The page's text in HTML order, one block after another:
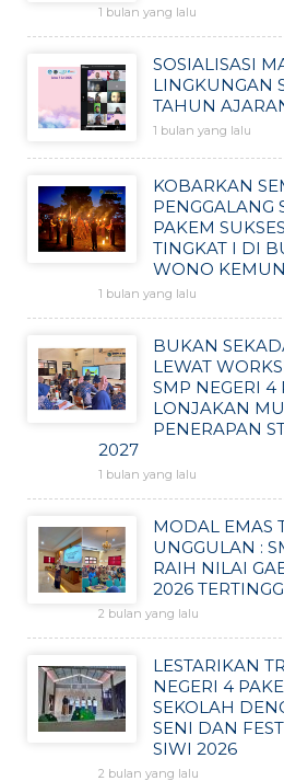
1 bulan yang lalu
SOSIALISASI
LINGKUNGAN
TAHUN
1 bulan yang lalu
KOBARKAN
PENGGALANG
PAKEM
TINGKAT I DI
WONO
1 bulan yang lalu
BUKAN
LEWAT
SMP NEGERI
LONJAKAN
PENERAPAN
2027
1 bulan yang lalu
MODAL EMAS
UNGGULAN :
RAIH NILAI
2026
2 bulan yang lalu
LESTARIKAN
NEGERI 4
SEKOLAH
SENI DAN
SIWI 2026
2 bulan yang lalu